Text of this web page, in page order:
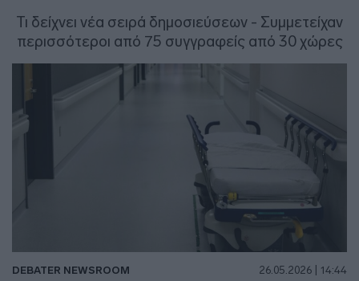
Τι δείχνει νέα σειρά δημοσιεύσεων - Συμμετείχαν
περισσότεροι από 75 συγγραφείς από 30 χώρες
DEBATER NEWSROOM 26.05.2026 | 14:44